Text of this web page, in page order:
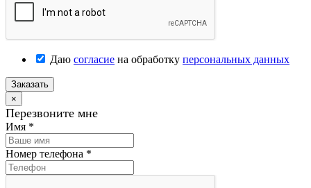
Даю согласие на обработку персональных данных
Заказать
×
Перезвоните мне
Имя *
Номер телефона *